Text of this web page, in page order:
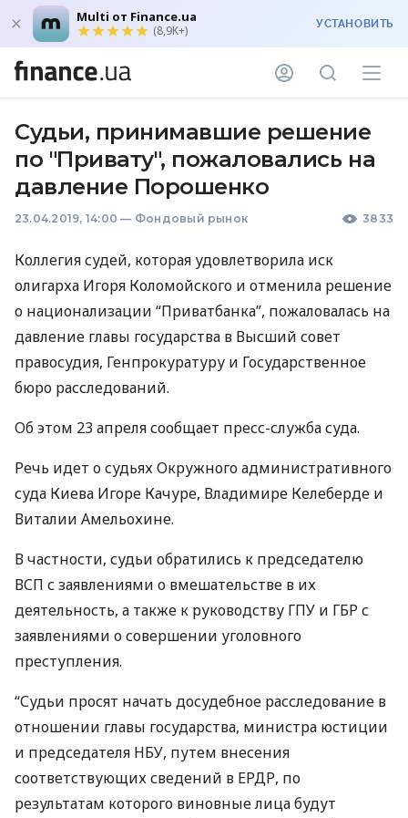
Multi от Finance.ua
(8,9K+) УСТАНОВИТЬ
Судьи, принимавшие решение
по "Привату", пожаловались на
давление Порошенко
23.04.2019, 14:00 — Фондовый рынок 3833
Коллегия судей, которая удовлетворила иск
олигарха Игоря Коломойского и отменила решение
о национализации “Приватбанка”, пожаловалась на
давление главы государства в Высший совет
правосудия, Генпрокуратуру и Государственное
бюро расследований.
Об этом 23 апреля сообщает пресс-служба суда.
Речь идет о судьях Окружного административного
суда Киева Игоре Качуре, Владимире Келеберде и
Виталии Амельохине.
В частности, судьи обратились к председателю
ВСП с заявлениями о вмешательстве в их
деятельность, а также к руководству ГПУ и ГБРс
заявлениями о совершении уголовного
преступления.
“Судьи просят начать досудебное расследование в
отношении главы государства, министра юстиции
и председателя НБУ, путем внесения
соответствующих сведений в ЕРДР, по
результатам которого виновные лица будут